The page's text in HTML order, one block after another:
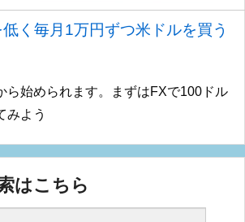
く毎月1万円ずつ米ドルを買う
ら始められます。まずはFXで100ドル
みよう
はこちら